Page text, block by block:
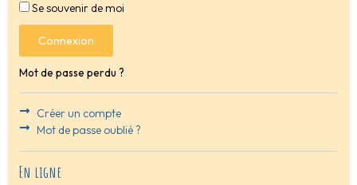
Se souvenir de moi
Connexion
Mot de passe perdu ?
Créer un compte
Mot de passe oublié ?
En ligne